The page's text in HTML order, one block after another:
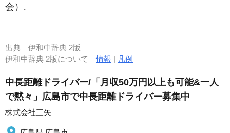
会）.
出典 伊和中辞典 2版
伊和中辞典 2版について情報 | 凡例
中長距離ドライバー/「月収50万円以上も可能&一人
で黙々」広島市で中長距離ドライバー募集中
株式会社三矢